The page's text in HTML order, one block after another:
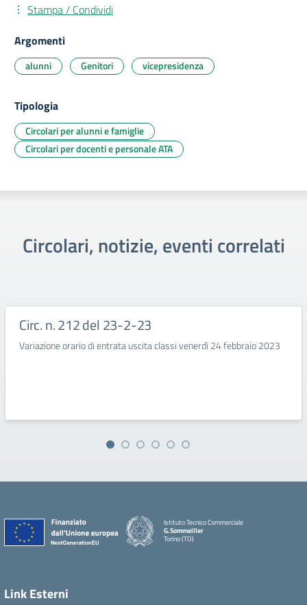
Stampa / Condividi
Argomenti
alunni Genitori vicepresidenza
Tipologia
Circolari per alunni e famiglie
Circolari per docenti e personale ATA
Circolari, notizie, eventi correlati
Circ. n. 212 del 23-2-23
Variazione orario di entrata uscita classi venerdì 24 febbraio 2023
Istituto Tecnico Commerciale
G.Sommeiller
Torino (TO)
Link Esterni